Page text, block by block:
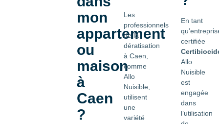
mon
appartement
ou
maison
à
Caen
?
Les
professionnels
de la
dératisation
à Caen,
comme
Allo
Nuisible,
utilisent
une
variété
En tant
certifiée
Allo
Nuisible
est
engagée
dans
l’utilisation